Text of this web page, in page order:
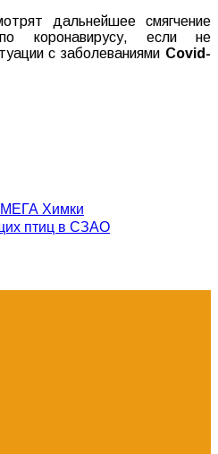
дальнейшее смягчение
коронавирусу, если не
c заболеваниями Covid-
МЕГА Химки
птиц в СЗАО